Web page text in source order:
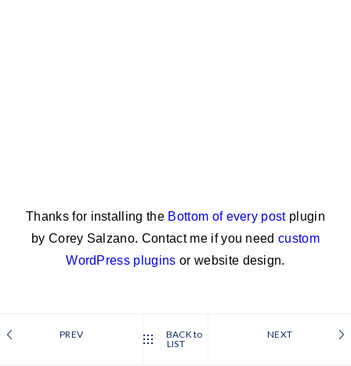
Thanks for installing the Bottom of every postplugin
by Corey Salzano. Contact me if you needcustom
WordPress plugins or website design.
PREV
BACK to
LIST
NEXT